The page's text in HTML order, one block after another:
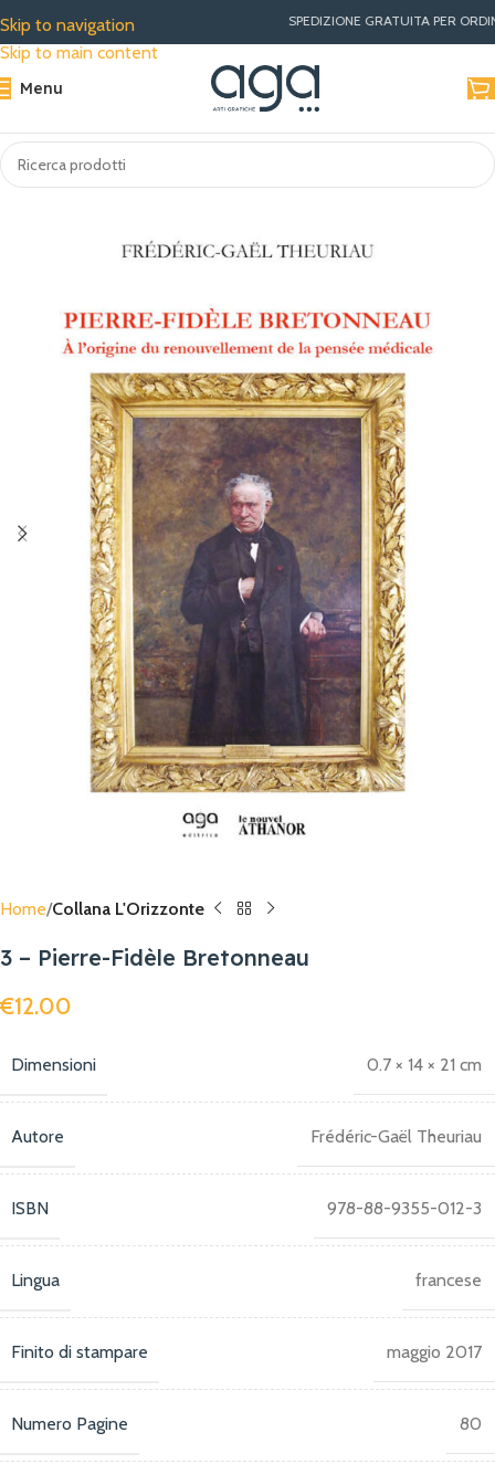
Skip to navigation
Skip to main content
SPEDIZIONE GRATUITA PER ORDINI SUPERIORI
Menu
Home Collana L'Orizzonte
3 – Pierre-Fidèle Bretonneau
€12.00
Dimensioni 0.7 × 14 × 21 cm
Autore Frédéric-Gaël Theuriau
ISBN 978-88-9355-012-3
Lingua francese
Finito di stampare maggio 2017
Numero Pagine 80